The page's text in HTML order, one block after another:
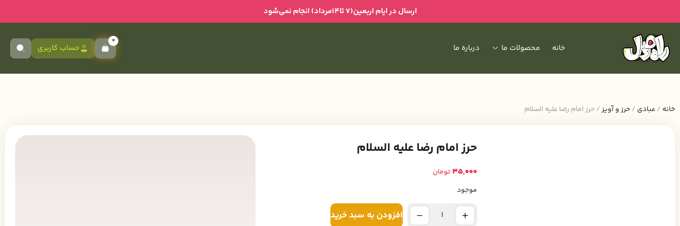
ارسال در ایام اربعین(۷ تا۱۴مرداد) انجام نمی‌شود
خانه محصولات ما درباره ما حساب کاربری
0
خانه /عبادی /حرز و آویز/ حرز امام رضا علیه السلام
حرز امام رضا علیه السلام
35,000تومان
موجود
افزودن به سبد خرید